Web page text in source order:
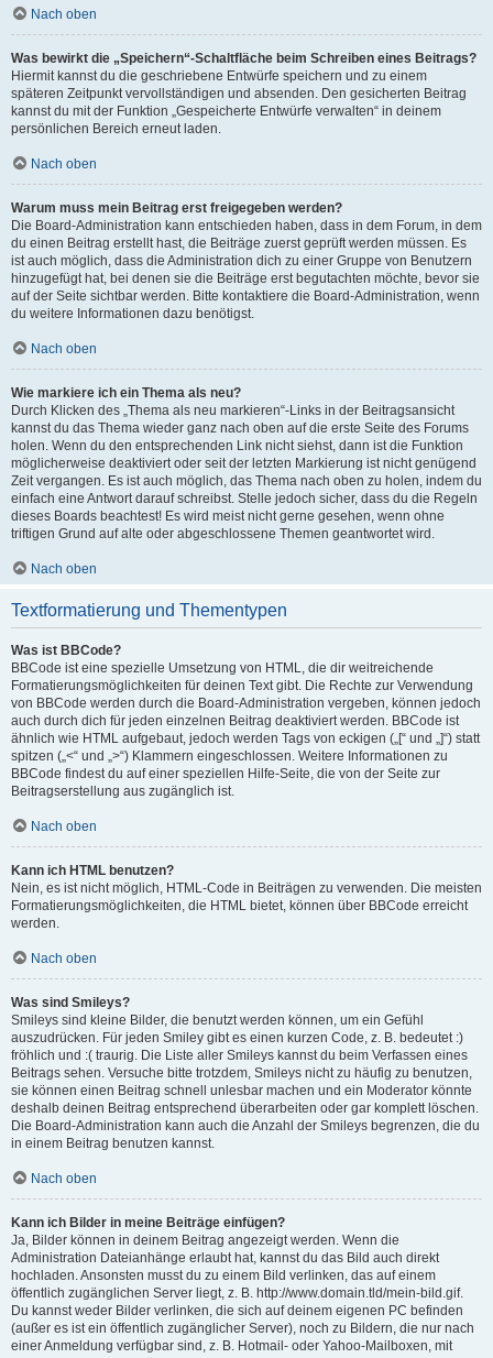
Nach oben
Was bewirkt die „Speichern“-Schaltfläche beim Schreiben eines Beitrags?
Hiermit kannst du die geschriebene Entwürfe speichern und zu einem
späteren Zeitpunkt vervollständigen und absenden. Den gesicherten Beitrag
kannst du mit der Funktion „Gespeicherte Entwürfe verwalten“ in deinem
persönlichen Bereich erneut laden.
Nach oben
Warum muss mein Beitrag erst freigegeben werden?
Die Board-Administration kann entschieden haben, dass in dem Forum, in dem
du einen Beitrag erstellt hast, die Beiträge zuerst geprüft werden müssen. Es
ist auch möglich, dass die Administration dich zu einer Gruppe von Benutzern
hinzugefügt hat, bei denen sie die Beiträge erst begutachten möchte, bevor sie
auf der Seite sichtbar werden. Bitte kontaktiere die Board-Administration, wenn
du weitere Informationen dazu benötigst.
Nach oben
Wie markiere ich ein Thema als neu?
Durch Klicken des „Thema als neu markieren“-Links in der Beitragsansicht
kannst du das Thema wieder ganz nach oben auf die erste Seite des Forums
holen. Wenn du den entsprechenden Link nicht siehst, dann ist die Funktion
möglicherweise deaktiviert oder seit der letzten Markierung ist nicht genügend
Zeit vergangen. Es ist auch möglich, das Thema nach oben zu holen, indem du
einfach eine Antwort darauf schreibst. Stelle jedoch sicher, dass du die Regeln
dieses Boards beachtest! Es wird meist nicht gerne gesehen, wenn ohne
triftigen Grund auf alte oder abgeschlossene Themen geantwortet wird.
Nach oben
Textformatierung und Thementypen
Was ist BBCode?
BBCode ist eine spezielle Umsetzung von HTML, die dir weitreichende
Formatierungsmöglichkeiten für deinen Text gibt. Die Rechte zur Verwendung
von BBCode werden durch die Board-Administration vergeben, können jedoch
auch durch dich für jeden einzelnen Beitrag deaktiviert werden. BBCode ist
ähnlich wie HTML aufgebaut, jedoch werden Tags von eckigen („[“ und „]“) statt
spitzen („<“ und „>“) Klammern eingeschlossen. Weitere Informationen zu
BBCode findest du auf einer speziellen Hilfe-Seite, die von der Seite zur
Beitragserstellung aus zugänglich ist.
Nach oben
Kann ich HTML benutzen?
Nein, es ist nicht möglich, HTML-Code in Beiträgen zu verwenden. Die meisten
Formatierungsmöglichkeiten, die HTML bietet, können über BBCode erreicht
werden.
Nach oben
Was sind Smileys?
Smileys sind kleine Bilder, die benutzt werden können, um ein Gefühl
auszudrücken. Für jeden Smiley gibt es einen kurzen Code, z. B. bedeutet :)
fröhlich und :( traurig. Die Liste aller Smileys kannst du beim Verfassen eines
Beitrags sehen. Versuche bitte trotzdem, Smileys nicht zu häufig zu benutzen,
sie können einen Beitrag schnell unlesbar machen und ein Moderator könnte
deshalb deinen Beitrag entsprechend überarbeiten oder gar komplett löschen.
Die Board-Administration kann auch die Anzahl der Smileys begrenzen, die du
in einem Beitrag benutzen kannst.
Nach oben
Kann ich Bilder in meine Beiträge einfügen?
Ja, Bilder können in deinem Beitrag angezeigt werden. Wenn die
Administration Dateianhänge erlaubt hat, kannst du das Bild auch direkt
hochladen. Ansonsten musst du zu einem Bild verlinken, das auf einem
öffentlich zugänglichen Server liegt, z. B. http://www.domain.tld/mein-bild.gif.
Du kannst weder Bilder verlinken, die sich auf deinem eigenen PC befinden
(außer es ist ein öffentlich zugänglicher Server), noch zu Bildern, die nur nach
einer Anmeldung verfügbar sind, z. B. Hotmail- oder Yahoo-Mailboxen, mit